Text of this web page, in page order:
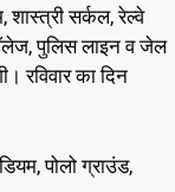
शास्त्री सर्कल, रेल्वे
पुलिस लाइन व जेल
रविवार का दिन
पोलो ग्राउंड,